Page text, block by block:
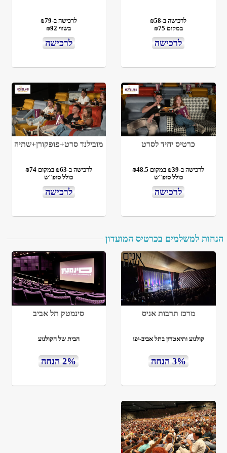
לרכישה ב-₪58
במקום ₪75
לרכישה
לרכישה ב-₪79
בשווי ₪92
לרכישה
כרטיס יחיד לסרט
לרכישה ב-₪39 במקום ₪48.5
כולל סופ"ש
לרכישה
מובילנד סרט+פופקורן+שתיה
לרכישה ב-₪63 במקום ₪74
כולל סופ"ש
לרכישה
הנחות למשלמים בכרטיס המועדון
מרכז תרבות אניס
קולנוע ותיאטרון בתל אביב-יפו
3% הנחה
סינמטק תל אביב
הבית של הקולנוע
2% הנחה